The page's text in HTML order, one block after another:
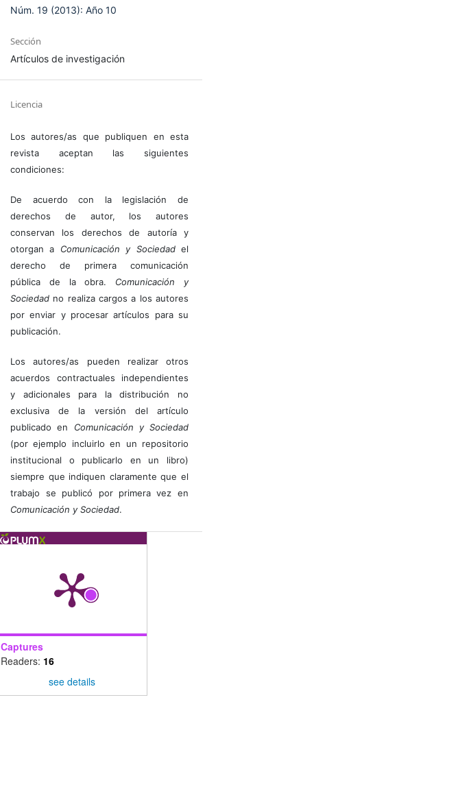
Núm. 19 (2013): Año 10
Sección
Artículos de investigación
Licencia
Los autores/as que publiquen en esta
revista aceptan las siguientes
condiciones:
De acuerdo con la legislación de
derechos de autor, los autores
conservan los derechos de autoría y
otorgan a Comunicación y Sociedadel
derecho de primera comunicación
pública de la obra. Comunicación y
Sociedad no realiza cargos a los autores
por enviar y procesar artículos para su
publicación.
Los autores/as pueden realizar otros
acuerdos contractuales independientes
y adicionales para la distribución no
exclusiva de la versión del artículo
publicado en Comunicación y Sociedad
(por ejemplo incluirlo en un repositorio
institucional o publicarlo en un libro)
siempre que indiquen claramente que el
trabajo se publicó por primera vez en
Comunicación y Sociedad.
Captures
Readers: 16
see details